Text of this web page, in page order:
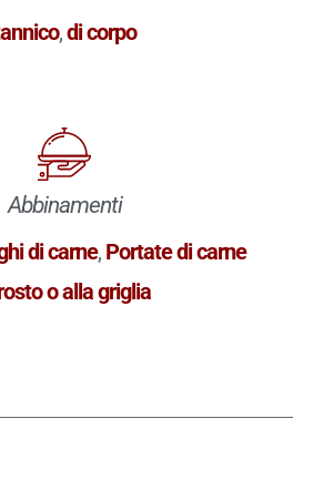
,di corpo
Abbinamenti
di carne, Portate di carne
o alla griglia